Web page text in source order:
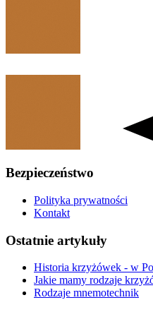
Bezpieczeństwo
Polityka prywatności
Kontakt
Ostatnie artykuły
Historia krzyżówek - w
Jakie mamy rodzaje
Rodzaje mnemotechnik